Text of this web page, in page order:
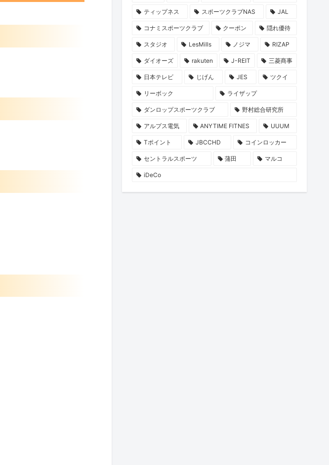
ティップネス スポーツクラブNAS JAL
コナミスポーツクラブ クーポン 隠れ優待
スタジオ LesMills ノジマ RIZAP
ダイオーズ rakuten J-REIT 三菱商事
日本テレビ じげん JES ツクイ
リーボック ライザップ
ダンロップスポーツクラブ 野村総合研究所
アルプス電気 ANYTIME FITNES UUUM
Tポイント JBCCHD コインロッカー
セントラルスポーツ 蒲田 マルコ
iDeCo